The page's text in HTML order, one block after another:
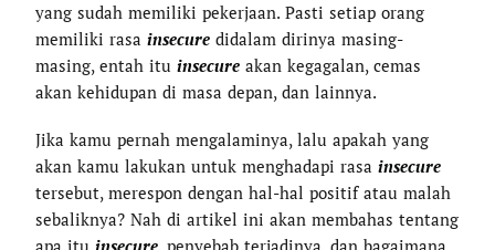
yang sudah memiliki pekerjaan. Pasti setiap orang
memiliki rasainsecure didalam dirinya masing-
masing, entah ituinsecure akan kegagalan, cemas
akan kehidupan di masa depan, dan lainnya.
Jika kamu pernah mengalaminya, lalu apakah yang
akan kamu lakukan untuk menghadapi rasainsecure
tersebut, merespon dengan hal-hal positif atau malah
sebaliknya? Nah di artikel ini akan membahas tentang